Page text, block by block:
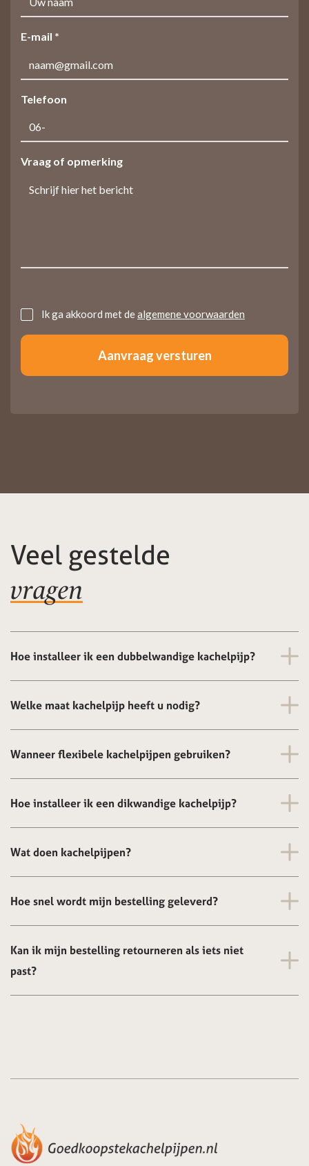
E-mail *
Telefoon
Vraag of opmerking
UntitledIk ga akkoord met dealgemene voorwaarden
Veel gestelde
vragen
Hoe installeer ik een dubbelwandige kachelpijp?
Welke maat kachelpijp heeft u nodig?
Wanneer flexibele kachelpijpen gebruiken?
Hoe installeer ik een dikwandige kachelpijp?
Wat doen kachelpijpen?
Hoe snel wordt mijn bestelling geleverd?
Kan ik mijn bestelling retourneren als iets niet
past?